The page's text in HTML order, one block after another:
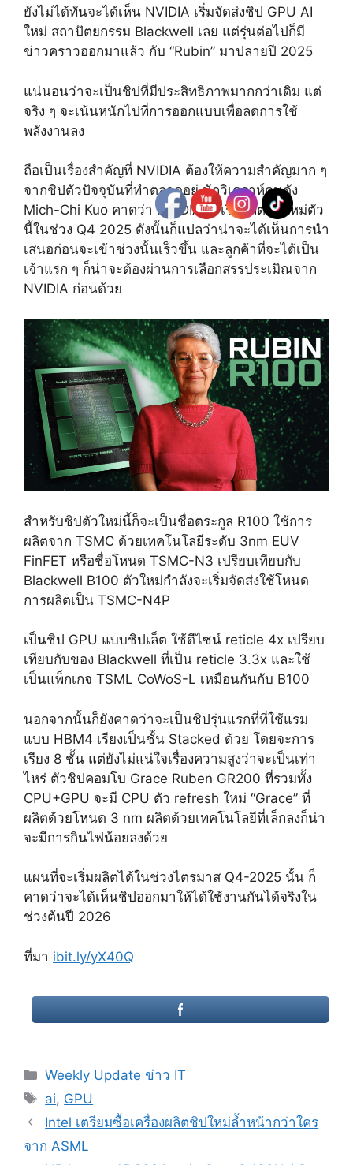
ยังไม่ได้ทันจะได้เห็น NVIDIA เริ่มจัดส่งชิป GPU AI
ใหม่ สถาปัตยกรรม Blackwell เลย แต่รุ่นต่อไปก็มี
ข่าวคราวออกมาแล้ว กับ “Rubin” มาปลายปี 2025
แน่นอนว่าจะเป็นชิปที่มีประสิทธิภาพมากกว่าเดิม แต่
จริง ๆ จะเน้นหนักไปที่การออกแบบเพื่อลดการใช้
พลังงานลง
ถือเป็นเรื่องสำคัญที่ NVIDIA ต้องให้ความสำคัญมาก ๆ
จากชิปตัวปัจจุบันที่ทำตลาดอยู่ นักวิเคราห์คนดัง
Mich-Chi Kuo คาดว่า NVIDIA จะเริ่มผลิตชิปใหม่ตัว
นี้ในช่วง Q4 2025 ดังนั้นก็แปลว่าน่าจะได้เห็นการนำ
เสนอก่อนจะเข้าช่วงนั้นเร็วขึ้น และลูกค้าที่จะได้เป็น
เจ้าแรก ๆ ก็น่าจะต้องผ่านการเลือกสรรประเมิณจาก
NVIDIA ก่อนด้วย
สำหรับชิปตัวใหม่นี้ก็จะเป็นชื่อตระกูล R100 ใช้การ
ผลิตจาก TSMC ด้วยเทคโนโลยีระดับ 3nm EUV
FinFET หรือชื่อโหนด TSMC-N3 เปรียบเทียบกับ
Blackwell B100 ตัวใหม่กำลังจะเริ่มจัดส่งใช้โหนด
การผลิตเป็น TSMC-N4P
เป็นชิป GPU แบบชิปเล็ต ใช้ดีไซน์ reticle 4x เปรียบ
เทียบกับของ Blackwell ที่เป็น reticle 3.3x และใช้
เป็นแพ็กเกจ TSML CoWoS-L เหมือนกันกับ B100
นอกจากนั้นก็ยังคาดว่าจะเป็นชิปรุ่นแรกที่ที่ใช้แรม
แบบ HBM4 เรียงเป็นชั้น Stacked ด้วย โดยจะการ
เรียง 8 ชั้น แต่ยังไม่แน่ใจเรื่องความสูงว่าจะเป็นเท่า
ไหร่ ตัวชิปคอมโบ Grace Ruben GR200 ที่รวมทั้ง
CPU+GPU จะมี CPU ตัว refresh ใหม่ “Grace” ที่
ผลิตด้วยโหนด 3 nm ผลิตด้วยเทคโนโลยีที่เล็กลงก็น่า
จะมีการกินไฟน้อยลงด้วย
แผนที่จะเริ่มผลิตได้ในช่วงไตรมาส Q4-2025 นั้น ก็
คาดว่าจะได้เห็นชิปออกมาให้ได้ใช้งานกันได้จริงใน
ช่วงต้นปี 2026
ที่มา ibit.ly/yX40Q
Categories
Weekly Update ข่าว IT
Tags
ai, GPU
Post
navigation
Intel เตรียมซื้อเครื่องผลิตชิปใหม่ล้ำหน้ากว่าใคร
จาก ASML